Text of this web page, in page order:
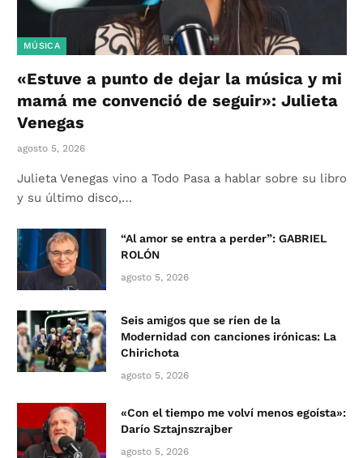
MÚSICA
«Estuve a punto de dejar la música y mi
mamá me convenció de seguir»: Julieta
Venegas
agosto 5, 2026
Julieta Venegas vino a Todo Pasa a hablar sobre su libro
y su último disco,…
“Al amor se entra a perder”: GABRIEL
ROLÓN
agosto 5, 2026
Seis amigos que se ríen de la
Modernidad con canciones irónicas: La
Chirichota
agosto 5, 2026
«Con el tiempo me volví menos egoísta»:
Darío Sztajnszrajber
agosto 5, 2026